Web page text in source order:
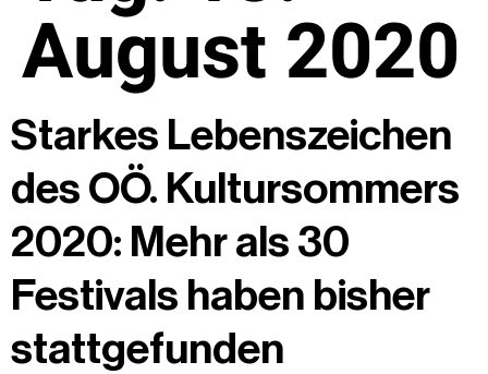
August 2020
Starkes Lebenszeichen
des OÖ. Kultursommers
2020: Mehr als 30
Festivals haben bisher
stattgefunden